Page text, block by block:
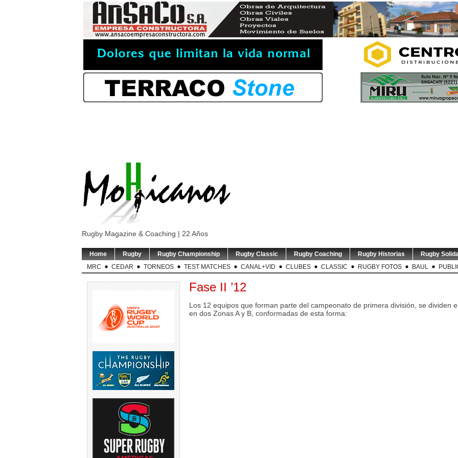
Rugby Magazine & Coaching | 22 Años
Home Rugby Rugby Championship Rugby Classic Rugby Coaching Rugby Historias Rugby
MRC
CEDAR TORNEOS TEST MATCHES CANAL+VID CLUBES CLASSIC RUGBY FOTOS BAUL
Fase II ’12
Los 12 equipos que forman parte del campeonato de primera división, se dividen
en dos Zonas A y B, conformadas de esta forma: